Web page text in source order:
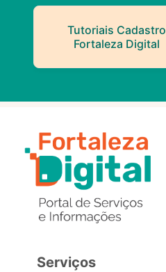
Tutoriais Cadastro
Fortaleza Digital
Serviços